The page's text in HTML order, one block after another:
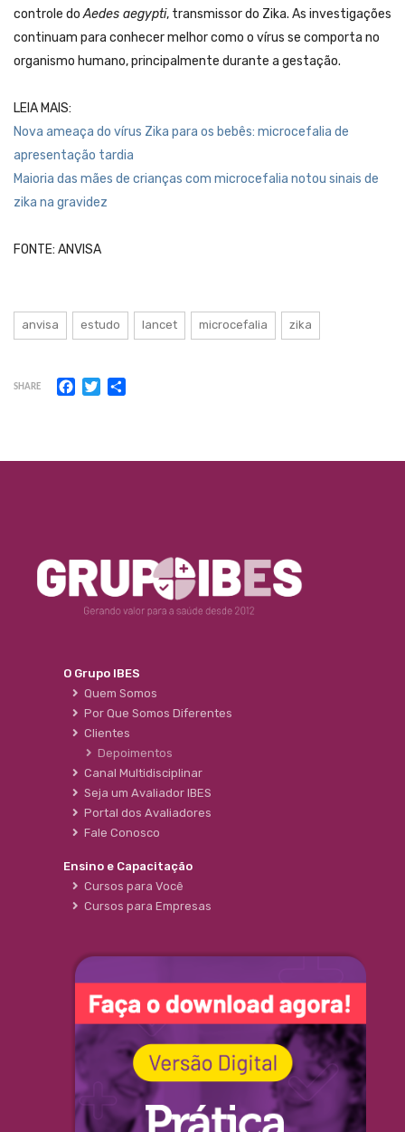
controle doAedes aegypti, transmissor do Zika. As investigações
continuam para conhecer melhor como o vírus se comporta no
organismo humano, principalmente durante a gestação.
LEIA MAIS:
Nova ameaça do vírus Zika para os bebês: microcefalia de
apresentação tardia
Maioria das mães de crianças com microcefalia notou sinais de
zika na gravidez
FONTE: ANVISA
anvisa estudo lancet microcefalia zika
SHARE Facebook
Twitter
O Grupo IBES
Quem Somos
Por Que Somos Diferentes
Clientes
Depoimentos
Canal Multidisciplinar
Seja um Avaliador IBES
Portal dos Avaliadores
Fale Conosco
Ensino e Capacitação
Cursos para Você
Cursos para Empresas